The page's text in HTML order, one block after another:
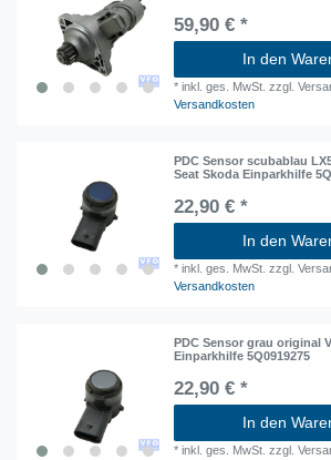
59,90 € *
In den
*inkl. ges. MwSt. zzgl.
Versandkosten
PDC Sensor scubablau
Seat Skoda Einparkhilfe
22,90 € *
In den
*inkl. ges. MwSt. zzgl.
Versandkosten
PDC Sensor grau original
Einparkhilfe 5Q0919275
22,90 € *
In den
*inkl. ges. MwSt. zzgl.